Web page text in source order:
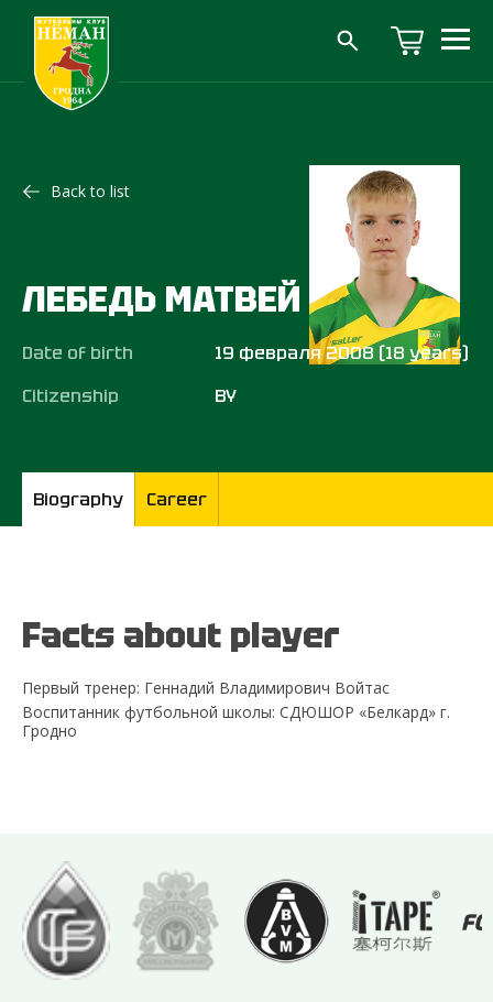
Back to list
ЛЕБЕДЬ МАТВЕЙ
Date of birth
19 февраля 2008 (18 years)
Citizenship
BY
Biography Career
Facts about player
Первый тренер: Геннадий Владимирович Войтас
Воспитанник футбольной школы: СДЮШОР «Белкард» г.
Гродно